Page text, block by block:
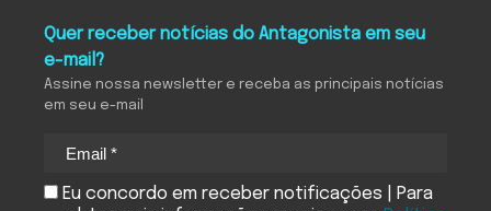
Quer receber notícias do Antagonista em seu
e-mail?
Assine nossa newsletter e receba as principais notícias
em seu e-mail
Eu concordo em receber notificações | Para